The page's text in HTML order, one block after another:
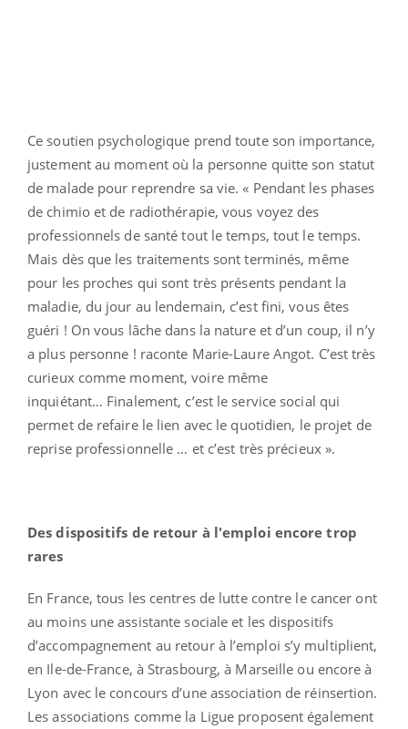
Ce soutien psychologique prend toute son importance,
justement au moment où la personne quitte son statut
de malade pour reprendre sa vie. « Pendant les phases
de chimio et de radiothérapie, vous voyez des
professionnels de santé tout le temps, tout le temps.
Mais dès que les traitements sont terminés, même
pour les proches qui sont très présents pendant la
maladie, du jour au lendemain, c’est fini, vous êtes
guéri ! On vous lâche dans la nature et d’un coup, il n’y
a plus personne ! raconte Marie-Laure Angot. C’est très
curieux comme moment, voire même
inquiétant… Finalement, c’est le service social qui
permet de refaire le lien avec le quotidien, le projet de
reprise professionnelle … et c’est très précieux ».
Des dispositifs de retour à l'emploi encore trop
rares
En France, tous les centres de lutte contre le cancer ont
au moins une assistante sociale et les dispositifs
d’accompagnement au retour à l’emploi s’y multiplient,
en Ile-de-France, à Strasbourg, à Marseille ou encore à
Lyon avec le concours d’une association de réinsertion.
Les associations comme la Ligue proposent également